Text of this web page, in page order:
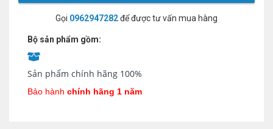
Gọi 0962947282để được tư vấn mua hàng
Bộ sản phẩm gồm:
Sản phẩm chính hãng 100%
Bảo hành chính hãng 1 năm